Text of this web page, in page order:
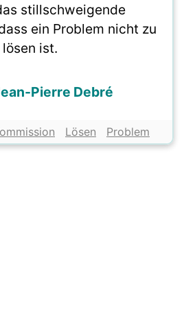
stillschweigende
ein Problem nicht zu
lösen ist.
Pierre Debré
Lösen Problem